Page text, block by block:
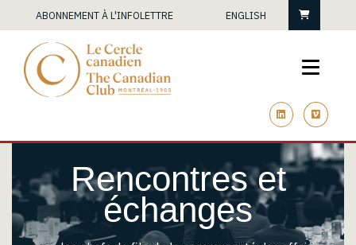
ABONNEMENT À L'INFOLETTRE ENGLISH
linkedin vimeo
Rencontres et
échanges